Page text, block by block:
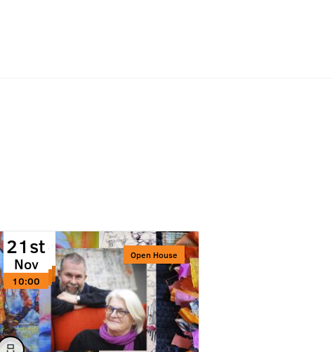
21st
Nov
10:00
21st
Nov
10:00
21st
Nov
10:00
Open House